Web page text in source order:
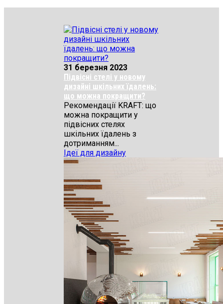
31 березня 2023
Підвісні стелі у новому
дизайні шкільних їдалень:
що можна покращити?
Рекомендації KRAFT: що
можна покращити у
підвісних стелях
шкільних їдалень з
дотриманням...
Ідеї для дизайну